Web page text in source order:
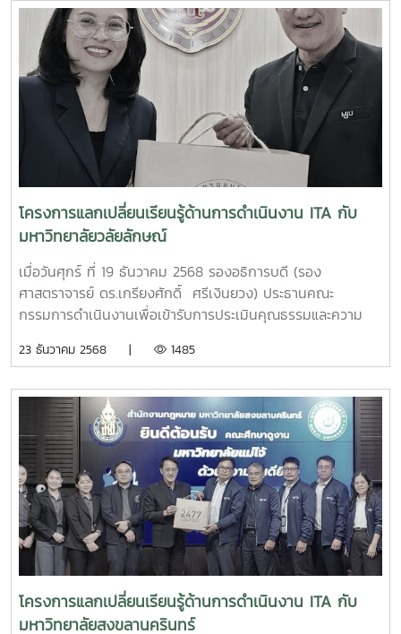
ปีงบประมาณ พ.ศ. 2569 ภายใต้หัวข้อ "องค์กรโปร่งใสไร้ทุจริต
และสินบน" เพื่อเสริมสร้างองค์ความรู้ด้านกฎหมายเกี่ยวกับการ
ต่อต้านการทุจริตและประพฤติมิชอบแก่บุคลากร ตลอดจนฝึก
ปฏิบัติการวิเคราะห์สถานการณ์ที่อาจนำไปสู่ปัญหาการกระทำ
ทุจริต โดยมี รองศาสตราจารย์ ดร.เกรียงศักดิ์ ศรีเงินยวง รอง
อธิการบดีมหาวิทยาลัยแม่โจ้ และประธานคณะกรรมการดำเนิน
งานเพื่อเข้ารับการประเมินคุณธรรมและความโปร่งใสในการ
ดำเนินงานของหน่วยงานภาครัฐ (ITA) ของมหาวิทยาลัยแม่โจ้
เป็นประธานในพิธีเปิด และได้รับเกียรติจาก คุณยุทธนา จาวรุ่ง
ฤทธิ์ และ คุณสราวุฒิ เศรษฐกร เจ้าพนักงานป้องกันการทุจริต
ชำนาญการพิเศษ สังกัดสำนักมาตรการป้องกันการทุจริต
สำนักงานคณะกรรมการป้องกันและปราบปรามการ ทุจริตแห่ง
ชาติ หรือ ป.ป.ช. เป็นวิทยากรบรรยาย และดำเนินกิจกรรมเชิง
ปฏิบัติการภายใต้หัวข้อ เรื่อง "องค์กรโปร่งใสไร้ทุจริตและสินบน"
โครงการนี้ มีผู้บริหารและบุคลากรจากส่วนงาน หน่วยงานต่างๆ
กว่า 100 คน ณ ห้องประชุมอาคม กาญจนประโชติ อาคาร
ช่องทาง Youtube ช่อง "MJU Live" ทั้งนี้ โครงการดังกล่าวถือ
เป็นส่วนหนึ่งในการผลักดันให้เกิดการปฏิรูปและพัฒนาการ
ป้องกันและปราบปรามการทุจริตภายในองค์กร เป็นไปตามแผน
ปฏิบัติการมหาวิทยาลัยแม่โจ้ ประจำปีงบประมาณ พ.ศ. 2569 ใน
ประเด็นยุทธศาสตร์ ที่ 5 การบริหารจัดการและการเสริมสร้าง
ความมั่นคงทางการเงินอย่างยั่งยืน เรื่องการบริหารจัดการ
องค์กรและทรัพยากรมนุษย์ที่มีประสิทธิภาพ ที่ได้กำหนดตัวชี้วัด
เป็นผลการประเมินคุณธรรมและความโปร่งใสในการดำเนินงาน
ของหน่วยงานภาครัฐ (ITA) มีกลยุทธ์เป็นการรณรงค์และส่ง
เสริมให้ผู้บริหารและบุคลากรทุกหน่วยงานมีคุณธรรมและดำเนิน
งานด้วยความโปร่งใสตรวจสอบได้ เพื่อยกระดับธรรมาภิบาล
โครงการแลกเปลี่ยนเรียนรู้ด้านการดำเนินงาน ITA กับ
มหาวิทยาลัยวลัยลักษณ์
เมื่อวันศุกร์ ที่ 19 ธันวาคม 2568 รองอธิการบดี (รอง
ศาสตราจารย์ ดร.เกรียงศักดิ์ ศรีเงินยวง) ประธานคณะ
กรรมการดำเนินงานเพื่อเข้ารับการประเมินคุณธรรมและความ
มหาวิทยาลัยแม่โจ้ พร้อมด้วยฝ่ายกฎหมาย สำนักงาน
เดินทางเข้าพบปะเพื่อแลกเปลี่ยนเรียนรู้การดำเนินงาน ITA ร่วม
กับมหาวิทยาลัยมหาวิทยาลัยวลัยลักษณ์ ณ มหาวิทยาลัยวลัย
ลักษณ์ จังหวัดนครศรีธรรมราช ในการนี้ หน่วยตรวจสอบ
ภายใน นำโดย ผู้ช่วยศาสตราจารย์ ดร.ผดุงศักดิ์ สุขสอาด รอง
อธิการบดีฝ่ายสหกิจศึกษาและบริหารจัดการกลาง และคุณฉัตร
หทัย สุวรรณมาลัย รักษาการแทนหัวหน้าหน่วยตรวจสอบภายใน
มหาวิทยาลัยวลัยลักษณ์ ได้ให้เกียรติต้อนรับคณะศึกษาดูงานจาก
มหาวิทยาลัยแม่โจ้ และกรุณาให้ข้อมูลที่เป็นประโยชน์ต่อการกับ
เคลื่อนแผนการดำเนินงาน ITA ของมหาวิทยาลัยแม่โจ้ภายใต้
หัวข้อดังต่อไปนี้โครงสร้างการดำเนินงานขับเคลื่อนโครงการ
ITAของมหาวิทยาลัย กลไกการกำกับการดำเนินงานของหน่วย
23 ธันวาคม 2568 | 1485
โครงการแลกเปลี่ยนเรียนรู้ด้านการดำเนินงาน ITA กับ
มหาวิทยาลัยสงขลานครินทร์